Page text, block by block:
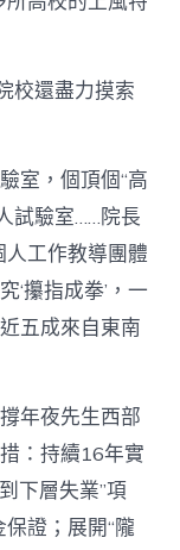
校還盡力摸索
室，個頂個“高
試驗室……院長
工作教導團體
‘攥指成拳’，一
五成來自東南
年夜先生西部
：持續16年實
下層失業”項
證；展開“隴